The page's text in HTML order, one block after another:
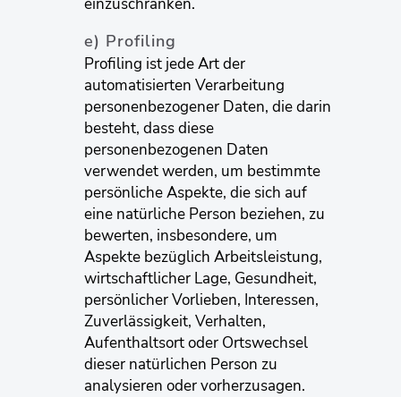
e) Profiling
Profiling ist jede Art der
automatisierten Verarbeitung
personenbezogener Daten, die darin
besteht, dass diese
personenbezogenen Daten
verwendet werden, um bestimmte
persönliche Aspekte, die sich auf
eine natürliche Person beziehen, zu
bewerten, insbesondere, um
Aspekte bezüglich Arbeitsleistung,
wirtschaftlicher Lage, Gesundheit,
persönlicher Vorlieben, Interessen,
Zuverlässigkeit, Verhalten,
Aufenthaltsort oder Ortswechsel
dieser natürlichen Person zu
analysieren oder vorherzusagen.